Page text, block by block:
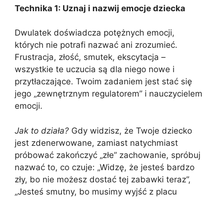
Technika 1: Uznaj i nazwij emocje dziecka
Dwulatek doświadcza potężnych emocji,
których nie potrafi nazwać ani zrozumieć.
Frustracja, złość, smutek, ekscytacja –
wszystkie te uczucia są dla niego nowe i
przytłaczające. Twoim zadaniem jest stać się
jego „zewnętrznym regulatorem” i nauczycielem
emocji.
Jak to działa? Gdy widzisz, że Twoje dziecko
jest zdenerwowane, zamiast natychmiast
próbować zakończyć „złe” zachowanie, spróbuj
nazwać to, co czuje: „Widzę, że jesteś bardzo
zły, bo nie możesz dostać tej zabawki teraz”,
„Jesteś smutny, bo musimy wyjść z placu